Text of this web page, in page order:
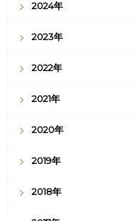
2024年
2023年
2022年
2021年
2020年
2019年
2018年